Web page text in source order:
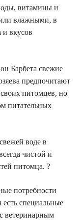
витамины и
влажными, в
и вкусов
Барбета свежие
предпочитают
питомцев, но
питательных
воде в
чистой и
питомца. ?
потребности
специальные
ветеринарным